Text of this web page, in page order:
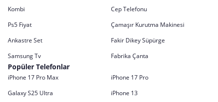
Kombi
Cep Telefonu
Ps5 Fiyat
Çamaşır Kurutma Makinesi
Ankastre Set
Fakir Dikey Süpürge
Samsung Tv
Fabrika Çanta
Popüler Telefonlar
iPhone 17 Pro Max
iPhone 17 Pro
Galaxy S25 Ultra
iPhone 13